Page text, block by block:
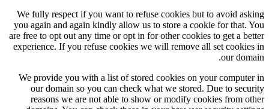
We fully respect if you want to refuse cookies but to avoid
you again and again kindly allow us to store a cookie for that.
are free to opt out any time or opt in for other cookies to get a
experience. If you refuse cookies we will remove all set
our
We provide you with a list of stored cookies on your
our domain so you can check what we stored. Due to
reasons we are not able to show or modify cookies from